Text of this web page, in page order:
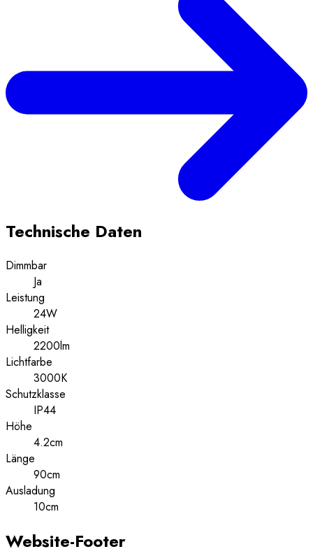
Technische Daten
Dimmbar
Ja
Leistung
24W
Helligkeit
2200lm
Lichtfarbe
3000K
Schutzklasse
IP44
Höhe
4.2cm
Länge
90cm
Ausladung
10cm
Website-Footer